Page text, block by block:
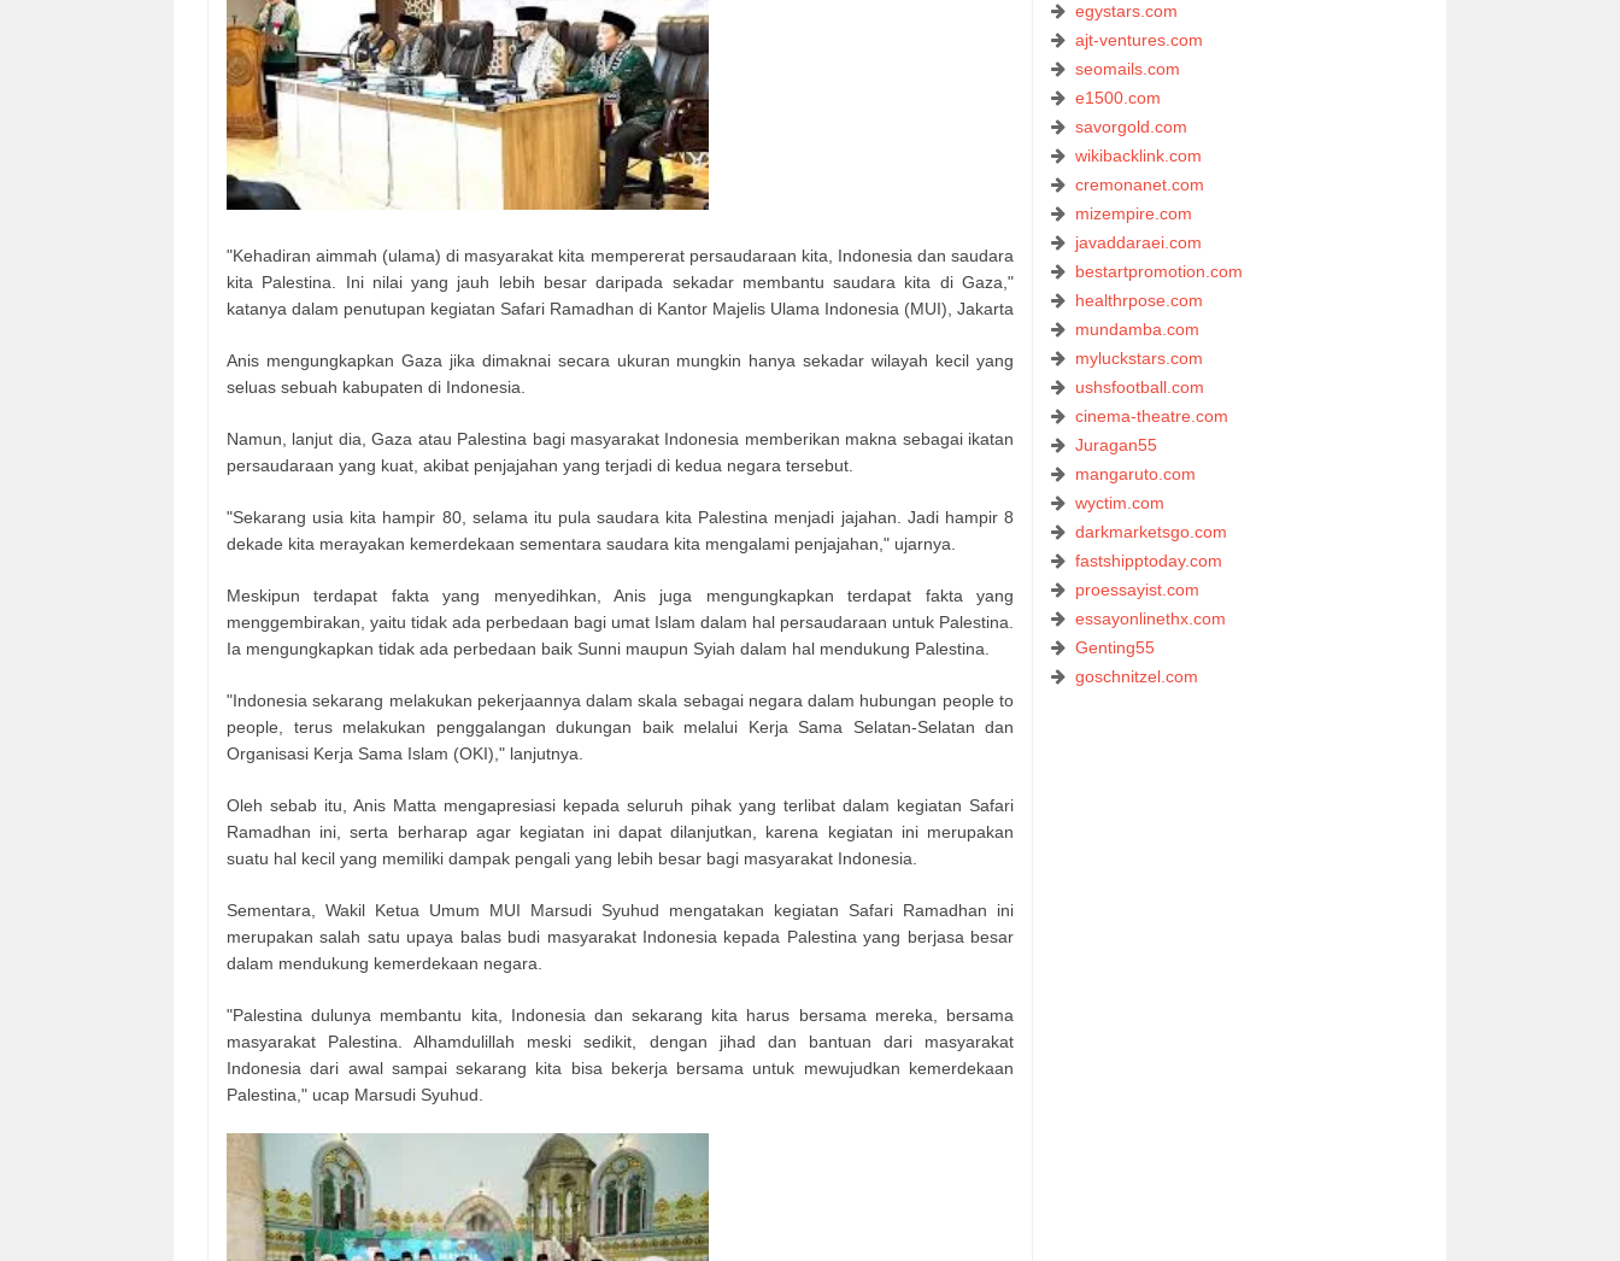
"Kehadiran aimmah (ulama) di masyarakat kita mempererat persaudaraan kita, Indonesia dan saudara
kita Palestina. Ini nilai yang jauh lebih besar daripada sekadar membantu saudara kita di Gaza,"
katanya dalam penutupan kegiatan Safari Ramadhan di Kantor Majelis Ulama Indonesia (MUI), Jakarta
Anis mengungkapkan Gaza jika dimaknai secara ukuran mungkin hanya sekadar wilayah kecil yang
seluas sebuah kabupaten di Indonesia.
Namun, lanjut dia, Gaza atau Palestina bagi masyarakat Indonesia memberikan makna sebagai ikatan
persaudaraan yang kuat, akibat penjajahan yang terjadi di kedua negara tersebut.
"Sekarang usia kita hampir 80, selama itu pula saudara kita Palestina menjadi jajahan. Jadi hampir 8
dekade kita merayakan kemerdekaan sementara saudara kita mengalami penjajahan," ujarnya.
Meskipun terdapat fakta yang menyedihkan, Anis juga mengungkapkan terdapat fakta yang
menggembirakan, yaitu tidak ada perbedaan bagi umat Islam dalam hal persaudaraan untuk Palestina.
Ia mengungkapkan tidak ada perbedaan baik Sunni maupun Syiah dalam hal mendukung Palestina.
"Indonesia sekarang melakukan pekerjaannya dalam skala sebagai negara dalam hubungan people to
people, terus melakukan penggalangan dukungan baik melalui Kerja Sama Selatan-Selatan dan
Organisasi Kerja Sama Islam (OKI)," lanjutnya.
Oleh sebab itu, Anis Matta mengapresiasi kepada seluruh pihak yang terlibat dalam kegiatan Safari
Ramadhan ini, serta berharap agar kegiatan ini dapat dilanjutkan, karena kegiatan ini merupakan
suatu hal kecil yang memiliki dampak pengali yang lebih besar bagi masyarakat Indonesia.
Sementara, Wakil Ketua Umum MUI Marsudi Syuhud mengatakan kegiatan Safari Ramadhan ini
merupakan salah satu upaya balas budi masyarakat Indonesia kepada Palestina yang berjasa besar
dalam mendukung kemerdekaan negara.
"Palestina dulunya membantu kita, Indonesia dan sekarang kita harus bersama mereka, bersama
masyarakat Palestina. Alhamdulillah meski sedikit, dengan jihad dan bantuan dari masyarakat
Indonesia dari awal sampai sekarang kita bisa bekerja bersama untuk mewujudkan kemerdekaan
Palestina," ucap Marsudi Syuhud.
egystars.com
ajt-ventures.com
seomails.com
e1500.com
savorgold.com
wikibacklink.com
cremonanet.com
mizempire.com
javaddaraei.com
bestartpromotion.com
healthrpose.com
mundamba.com
myluckstars.com
ushsfootball.com
cinema-theatre.com
Juragan55
mangaruto.com
wyctim.com
darkmarketsgo.com
fastshipptoday.com
proessayist.com
essayonlinethx.com
Genting55
goschnitzel.com